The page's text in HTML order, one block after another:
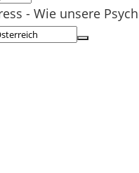
- Wie unsere